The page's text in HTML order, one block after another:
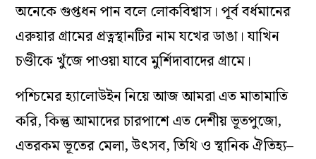
অনেকে গুপ্তধন পান বলে লোকবিশ্বাস। পূর্ব বর্ধমানের
এরুয়ার গ্রামের প্রত্নস্থানটির নাম যখের ডাঙা। যাখিন
চণ্ডীকে খুঁজে পাওয়া যাবে মুর্শিদাবাদের গ্রামে।
পশ্চিমের হ্যালোউইন নিয়ে আজ আমরা এত মাতামাতি
করি, কিন্তু আমাদের চারপাশে এত দেশীয় ভূতপুজো,
এতরকম ভূতের মেলা, উৎসব, তিথি ও স্থানিক ঐতিহ্য–